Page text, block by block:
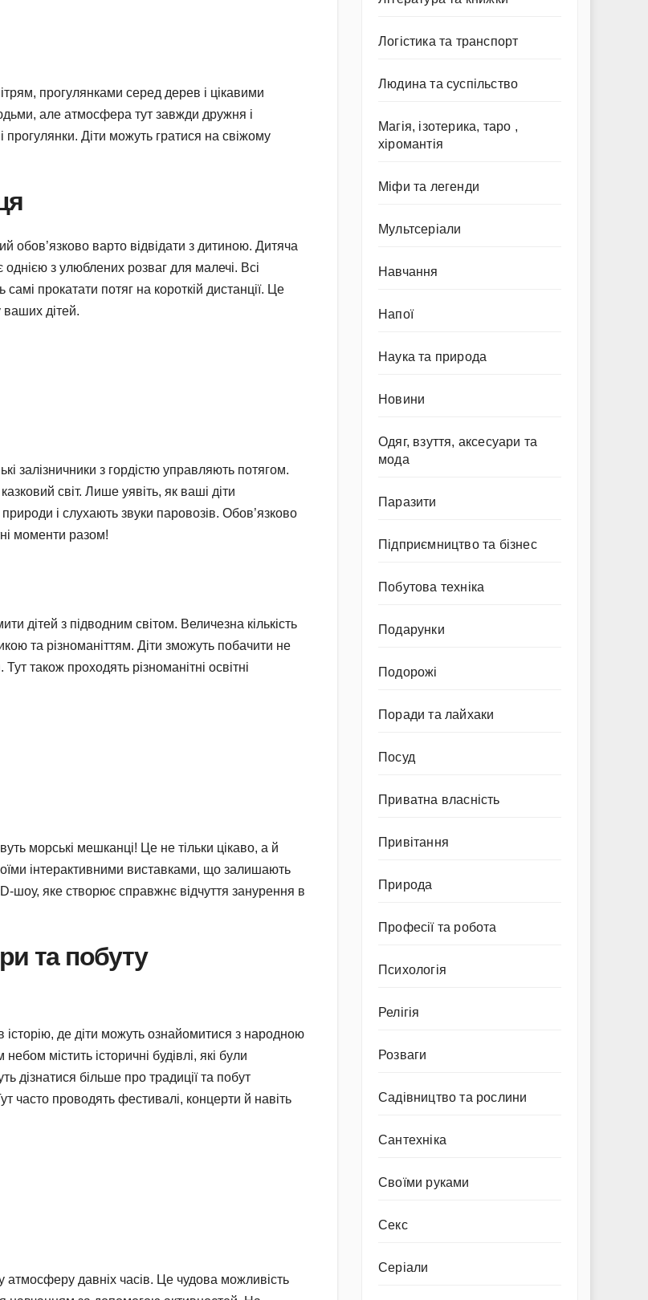
прогулянками серед дерев і цікавими
але атмосфера тут завжди дружня і
прогулянки. Діти можуть гратися на свіжому
обов’язково варто відвідати з дитиною. Дитяча
з улюблених розваг для малечі. Всі
прокатати потяг на короткій дистанції. Це
ваших дітей.
залізничники з гордістю управляють потягом.
світ. Лише уявіть, як ваші діти
і слухають звуки паровозів. Обов’язково
моменти разом!
дітей з підводним світом. Величезна кількість
та різноманіттям. Діти зможуть побачити не
також проходять різноманітні освітні
морські мешканці! Це не тільки цікаво, а й
інтерактивними виставками, що залишають
шоу, яке створює справжнє відчуття занурення в
та побуту
де діти можуть ознайомитися з народною
містить історичні будівлі, які були
дізнатися більше про традиції та побут
часто проводять фестивалі, концерти й навіть
атмосферу давніх часів. Це чудова можливість
Логістика та транспорт
Людина та суспільство
Магія, ізотерика, таро ,
хіромантія
Міфи та легенди
Мультсеріали
Навчання
Напої
Наука та природа
Новини
Одяг, взуття, аксесуари та
мода
Паразити
Підприємництво та бізнес
Побутова техніка
Подарунки
Подорожі
Поради та лайхаки
Посуд
Приватна власність
Привітання
Природа
Професії та робота
Психологія
Релігія
Розваги
Садівництво та рослини
Сантехніка
Своїми руками
Секс
Серіали